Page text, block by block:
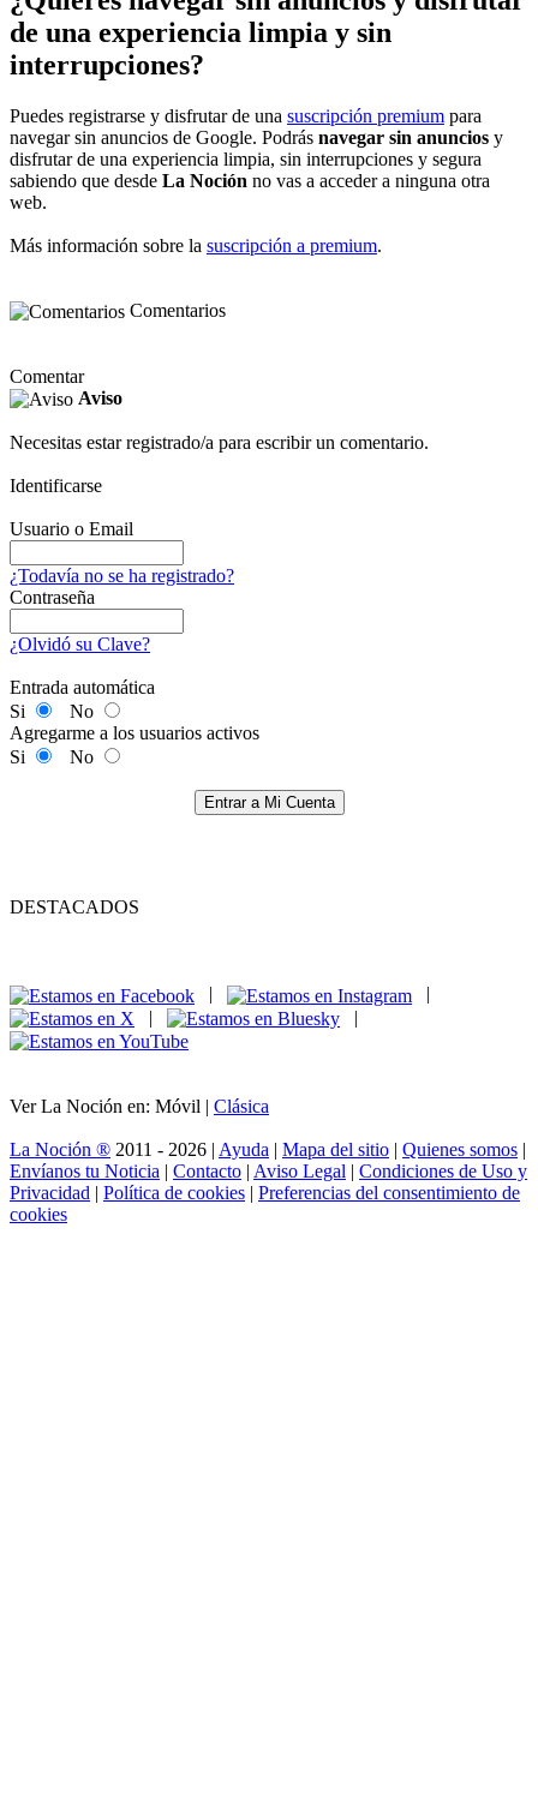
de una experiencia limpia y sin
interrupciones?
Puedes registrarse y disfrutar de una suscripción premium para
navegar sin anuncios de Google. Podrás navegar sin anuncios y
disfrutar de una experiencia limpia, sin interrupciones y segura
sabiendo que desde La Noción no vas a acceder a ninguna otra
web.
Más información sobre la suscripción a premium.
Comentarios
Comentar
Aviso
Necesitas estar registrado/a para escribir un comentario.
Identificarse
Usuario o Email
¿Todavía no se ha registrado?
Contraseña
¿Olvidó su Clave?
Entrada automática
Si
No
Agregarme a los usuarios activos
Si
No
Entrar a Mi Cuenta
DESTACADOS
|
|
Ver La Noción en: Móvil | Clásica
La Noción ® 2011 - 2026 | Ayuda | Mapa del sitio | Quienes somos |
Envíanos tu Noticia | Contacto | Aviso Legal | Condiciones de Uso y
Privacidad | Política de cookies | Preferencias del consentimiento de
cookies